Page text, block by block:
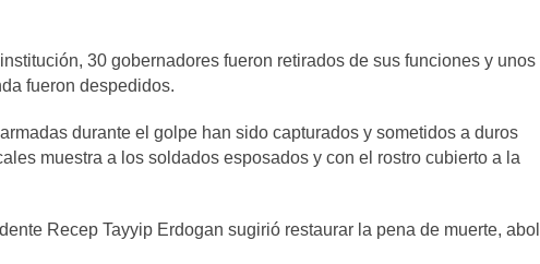
30 gobernadores fueron retirados de sus funciones y unos
fueron despedidos.
durante el golpe han sido capturados y sometidos a duros
muestra a los soldados esposados y con el rostro cubierto a la
Recep Tayyip Erdogan sugirió restaurar la pena de muerte,